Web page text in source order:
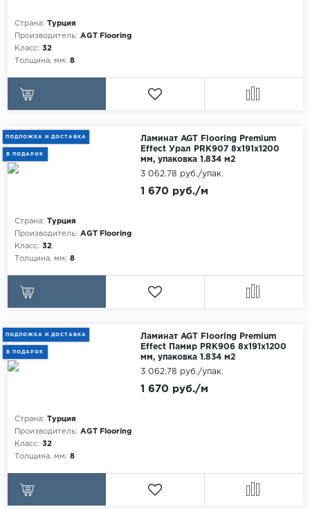
Kastamonu
Kronopol
Kronospan
Loc Floor
Maxwood
Pergo
Аксессуары
Страна: Турция
Производитель: AGT Flooring
Класс: 32
Толщина, мм: 8
ПОДЛОЖКА И ДОСТАВКА
В ПОДАРОК
Ламинат AGT Flooring Premium
Effect Урал PRK907 8x191x1200
мм, упаковка 1.834 м2
Страна: Турция
Производитель: AGT Flooring
Класс: 32
Толщина, мм: 8
1 670 руб./м
3 062.78 руб./упак.
ПОДЛОЖКА И ДОСТАВКА
В ПОДАРОК
Ламинат AGT Flooring Premium
Effect Памир PRK906 8x191x1200
мм, упаковка 1.834 м2
Страна: Турция
Производитель: AGT Flooring
Класс: 32
Толщина, мм: 8
1 670 руб./м
3 062.78 руб./упак.